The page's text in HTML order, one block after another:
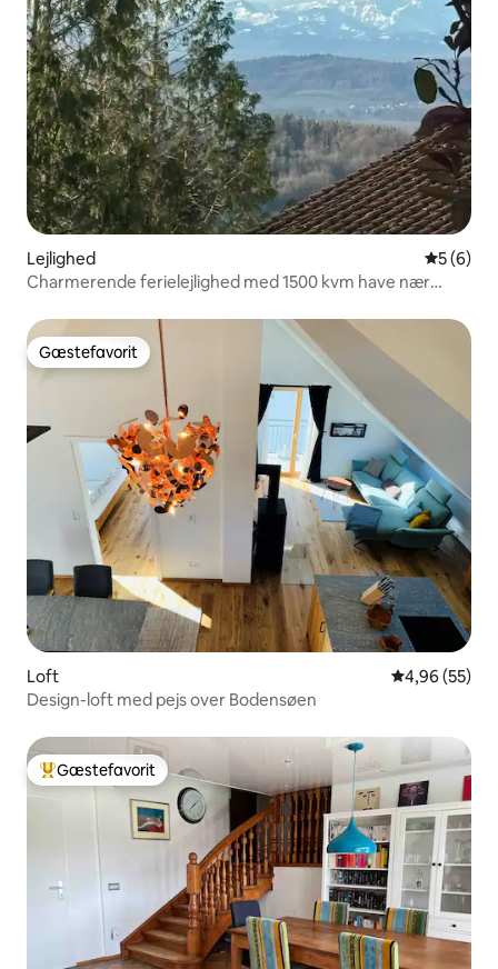
Lejlighed 5 ud af 5
5 (6)
Charmerende ferielejlighed med 1500 kvm have nær
Gæstefavorit
Gæstefavorit
Loft 4,96 ud af 5 i
4,96 (55)
Design-loft med pejs over Bodensøen
Bedste gæstefavorit
Gæstefavorit